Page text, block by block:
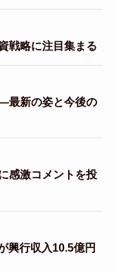
戦略に注目集まる
最新の姿と今後の
感激コメントを投
興行収入10.5億円